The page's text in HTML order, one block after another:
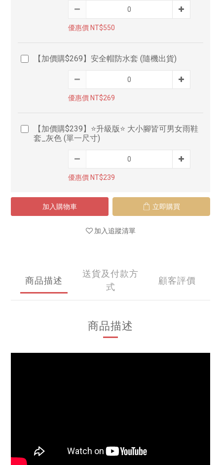
優惠價 NT$550
【加價購$269】安全帽防水套 (隨機出貨)
優惠價 NT$269
【加價購$239】⭐升級版⭐ 大小腳皆可男女雨鞋
套_灰色 (單一尺寸)
優惠價 NT$239
加入購物車 立即購買
加入追蹤清單
商品描述
送貨及付款方
式
顧客評價
商品描述